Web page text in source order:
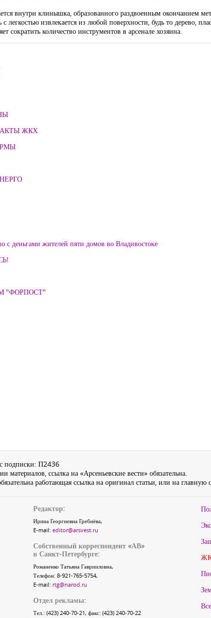
внутри клинышка, образованного раздвоенным окончанием
извлекается из любой поверхности, будь то дерево,
сократить количество инструментов в арсенале хозяина.
ЖКХ
с деньгами жителей пяти домов во Владивостоке
"ФОРПОСТ"
подписки: П2436
материалов, ссылка на «Арсеньевские вести» обязательна.
работающая ссылка на оригинал статьи, или на главную
Редактор:
Ирина Георгиевна Гребнёва,
E-mail: editor@arsvest.ru
Собственный корреспондент «АВ»
в Санкт-Петербурге:
Романенко Татьяна Гаврииловна,
Телефон: 8-921-765-5754,
E-mail: rtg@narod.ru
Отдел рекламы:
Тел.: (423) 240-70-21, факс: (423) 240-70-22